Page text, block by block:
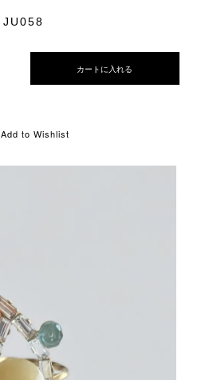
JU058
カートに入れる
Add to Wishlist